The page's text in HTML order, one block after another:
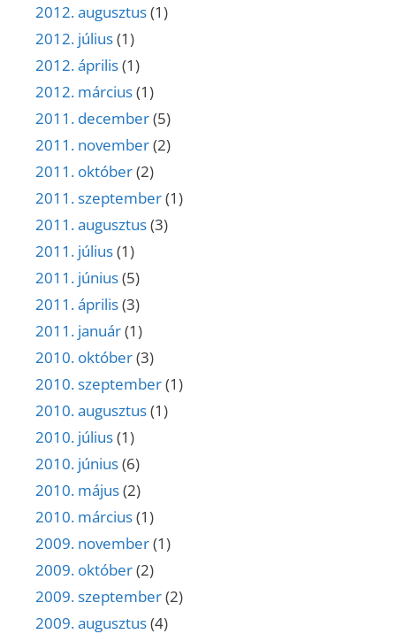
2012. augusztus(1)
2012. július(1)
2012. április(1)
2012. március(1)
2011. december(5)
2011. november(2)
2011. október(2)
2011. szeptember(1)
2011. augusztus(3)
2011. július(1)
2011. június(5)
2011. április(3)
2011. január(1)
2010. október(3)
2010. szeptember(1)
2010. augusztus(1)
2010. július(1)
2010. június(6)
2010. május(2)
2010. március(1)
2009. november(1)
2009. október(2)
2009. szeptember(2)
2009. augusztus(4)